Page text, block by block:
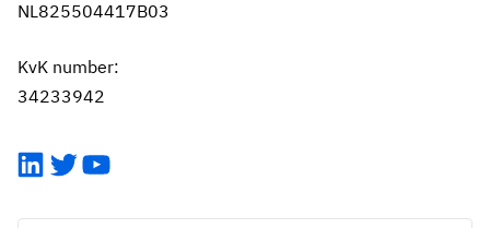
NL825504417B03
KvK number:
34233942
LinkedIn
TwitterYouTube